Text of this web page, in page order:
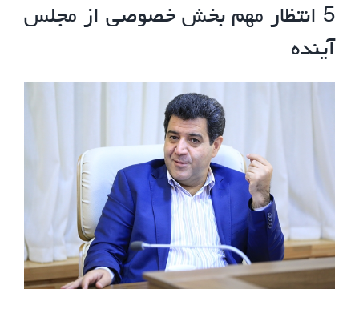
5 انتظار مهم بخش خصوصی از مجلس
آینده